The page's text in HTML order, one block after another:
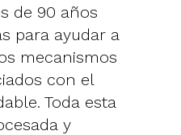
de 90 años
para ayudar a
mecanismos
con el
Toda esta
y